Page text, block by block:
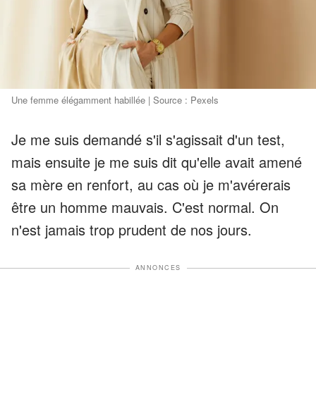
Une femme élégamment habillée | Source : Pexels
Je me suis demandé s'il s'agissait d'un test,
mais ensuite je me suis dit qu'elle avait amené
sa mère en renfort, au cas où je m'avérerais
être un homme mauvais. C'est normal. On
n'est jamais trop prudent de nos jours.
ANNONCES